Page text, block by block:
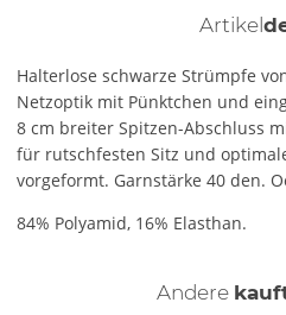
Artikel
Halterlose schwarze Strümpfe
Netzoptik mit Pünktchen und
8 cm breiter Spitzen-Abschluss
für rutschfesten Sitz und
vorgeformt. Garnstärke 40 den.
84% Polyamid, 16% Elasthan.
Andere